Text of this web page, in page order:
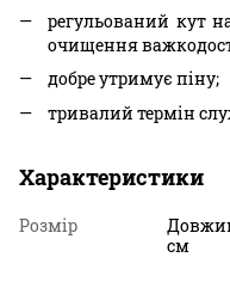
регульований кут
очищення
добре утримує піну;
тривалий термін
Характеристики
Розмір
см